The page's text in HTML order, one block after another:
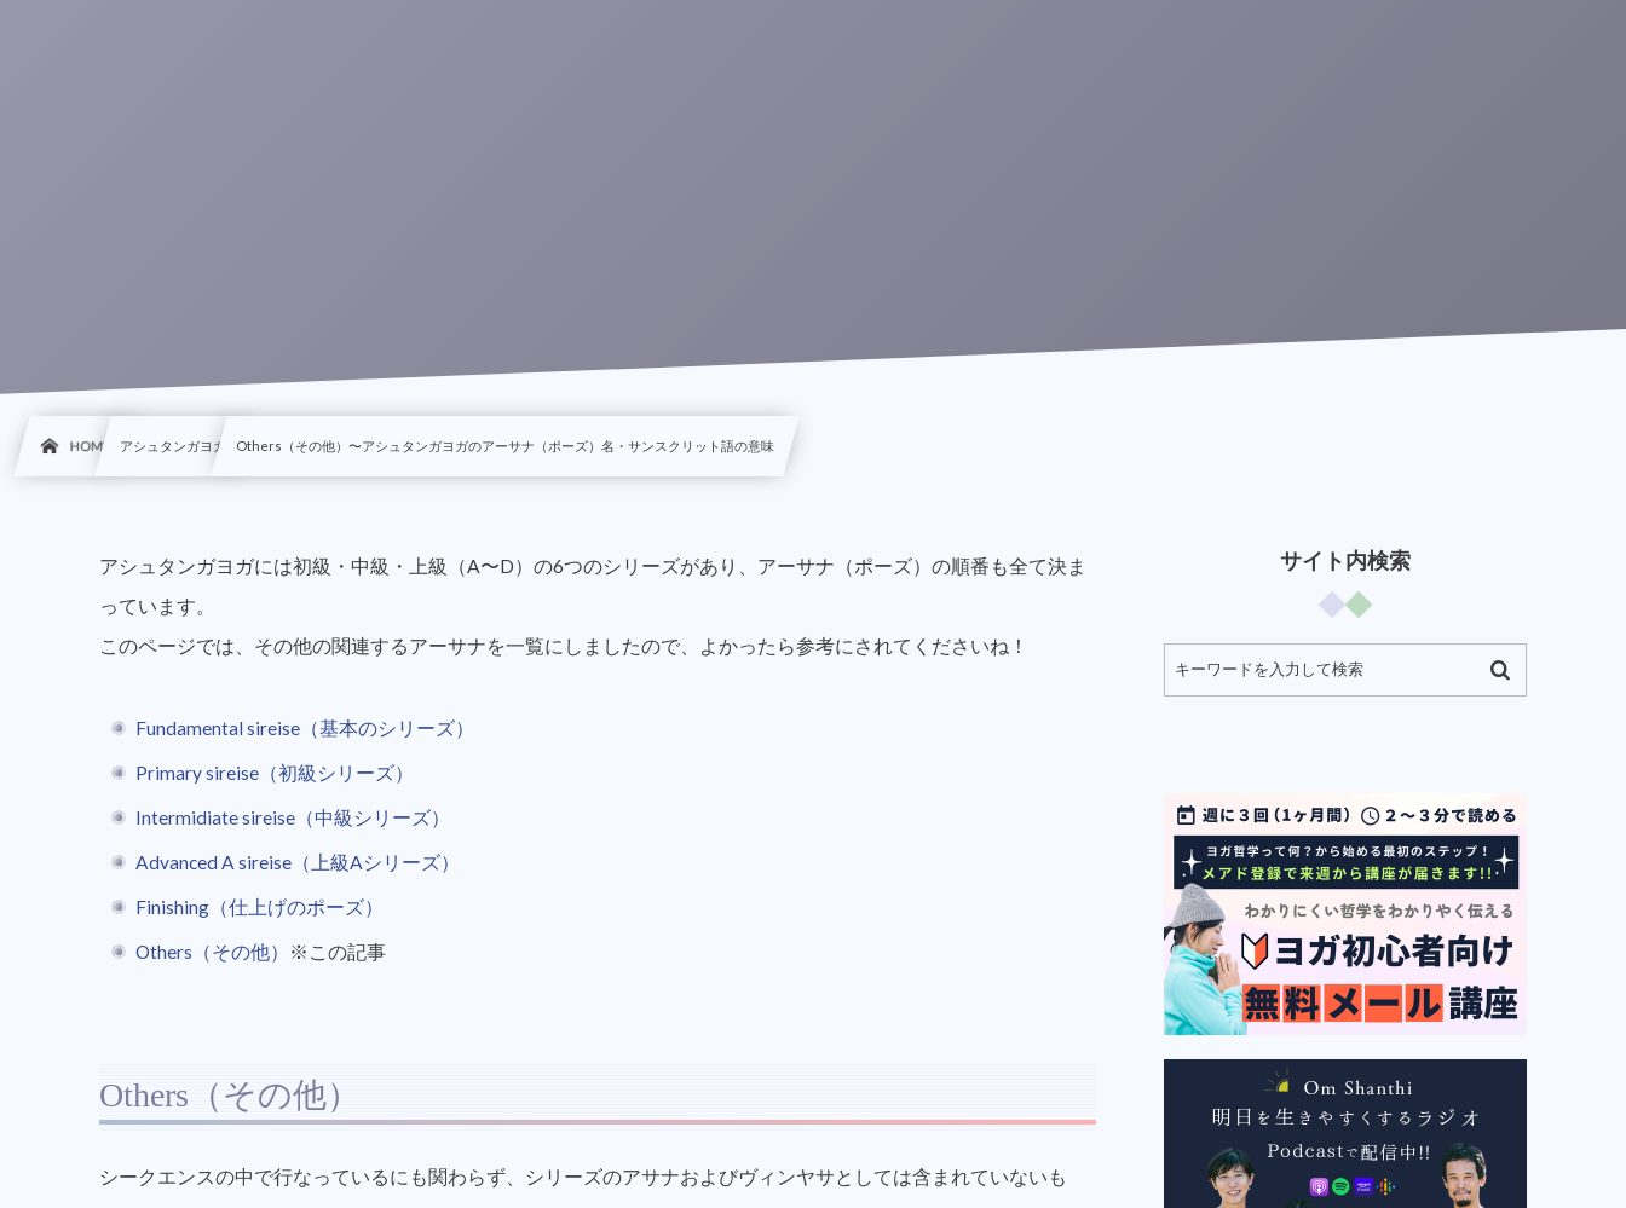
HOME アシュタンガヨガ Others（その他）〜アシュタンガヨガのアーサナ（ポーズ）名・サンスクリット語の意味
アシュタンガヨガには初級・中級・上級（A〜D）の6つのシリーズがあり、アーサナ（ポーズ）の順番も全て決ま
っています。
このページでは、その他の関連するアーサナを一覧にしましたので、よかったら参考にされてくださいね！
Fundamental sireise（基本のシリーズ）
Primary sireise（初級シリーズ）
Intermidiate sireise（中級シリーズ）
Advanced A sireise（上級Aシリーズ）
Finishing（仕上げのポーズ）
Others（その他） ※この記事
Others（その他）
シークエンスの中で行なっているにも関わらず、シリーズのアサナおよびヴィンヤサとしては含まれていないも
サイト内検索